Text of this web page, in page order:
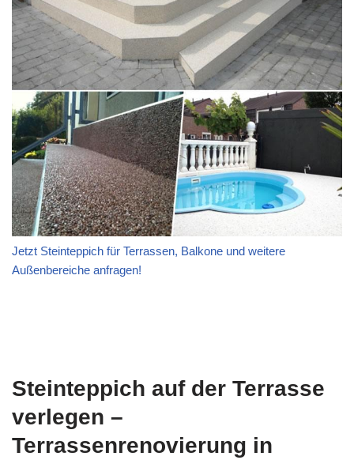
Jetzt Steinteppich für Terrassen, Balkone und weitere
Außenbereiche anfragen!
Steinteppich auf der Terrasse
verlegen –
Terrassenrenovierung in